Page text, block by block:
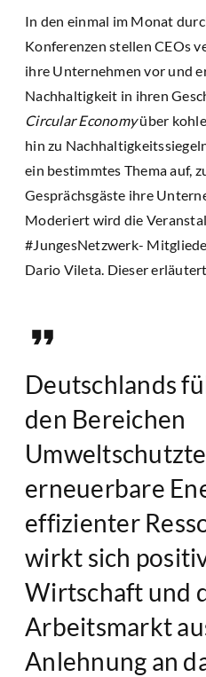
In den einmal im Monat
Konferenzen stellen CEOs
ihre Unternehmen vor und
Nachhaltigkeit in ihren
Circular Economyüber
hin zu
ein bestimmtes Thema auf,
Gesprächsgäste ihre
Moderiert wird die
#JungesNetzwerk-
Dario Vileta. Dieser
Deutschlands
den Bereichen
erneuerbare
effizienter
wirkt sich
Wirtschaft und
Arbeitsmarkt
Anlehnung an